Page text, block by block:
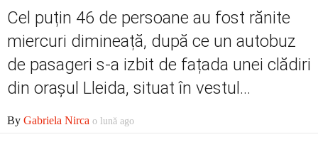
Externe
Social
Cel puțin 46 de persoane au fost rănite
miercuri dimineață, după ce un autobuz
de pasageri s-a izbit de fațada unei clădiri
din orașul Lleida, situat în vestul...
By Gabriela Nirca o lună ago